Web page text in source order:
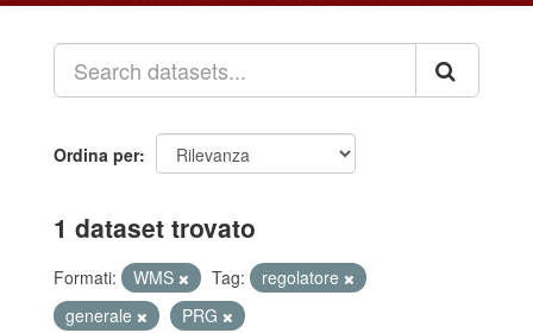
Ordina per
1 dataset trovato
Formati: WMS Tag:
regolatore
generale
PRG